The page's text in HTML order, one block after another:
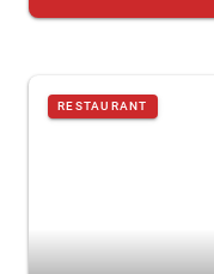
RESTAURANT